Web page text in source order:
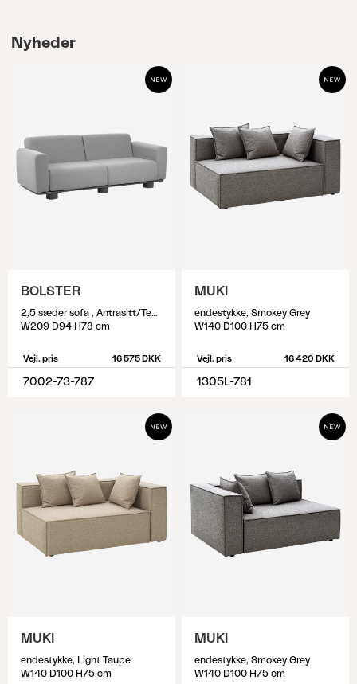
Nyheder
BOLSTER
2,5 sæder sofa , Antrasitt/Teddy Grey
W209 D94 H78 cm
Vejl. pris 16 575 DKK
7002-73-787
MUKI
endestykke, Smokey Grey
W140 D100 H75 cm
Vejl. pris 16 420 DKK
1305L-781
MUKI
endestykke, Light Taupe
W140 D100 H75 cm
MUKI
endestykke, Smokey Grey
W140 D100 H75 cm